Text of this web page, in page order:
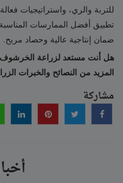
للتربة والري، واستراتيجيات
تطبيق أفضل الممارسات
ضمان إنتاجية عالية وحصاد مربح.
هل أنت مستعد لزراعة
المزيد من النصائح والخبرات
مشاركة